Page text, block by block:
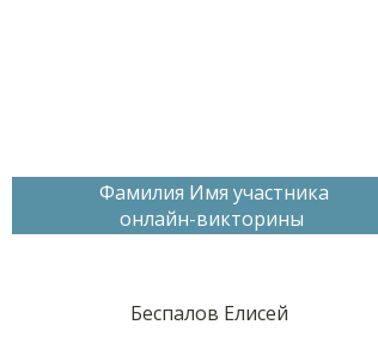
Фамилия Имя участника
онлайн-викторины
Беспалов Елисей